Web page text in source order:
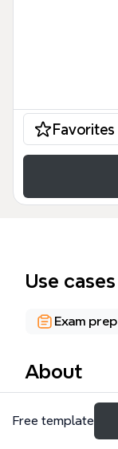
Favorites
Use cases
Exam prep
About
Tento mind
studenty
Free template